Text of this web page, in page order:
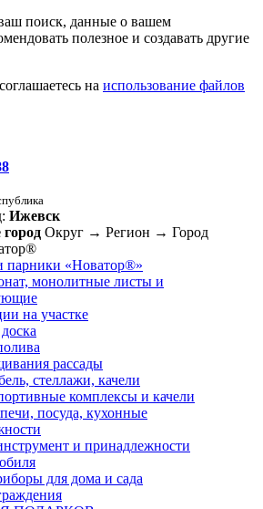
поиск, данные о вашем
полезное и создавать другие
на использование файлов
Ижевск
Округ → Регион → Город
парники «Новатор®»
монолитные листы и
на участке
рассады
стеллажи, качели
комплексы и качели
посуда, кухонные
и принадлежности
для дома и сада